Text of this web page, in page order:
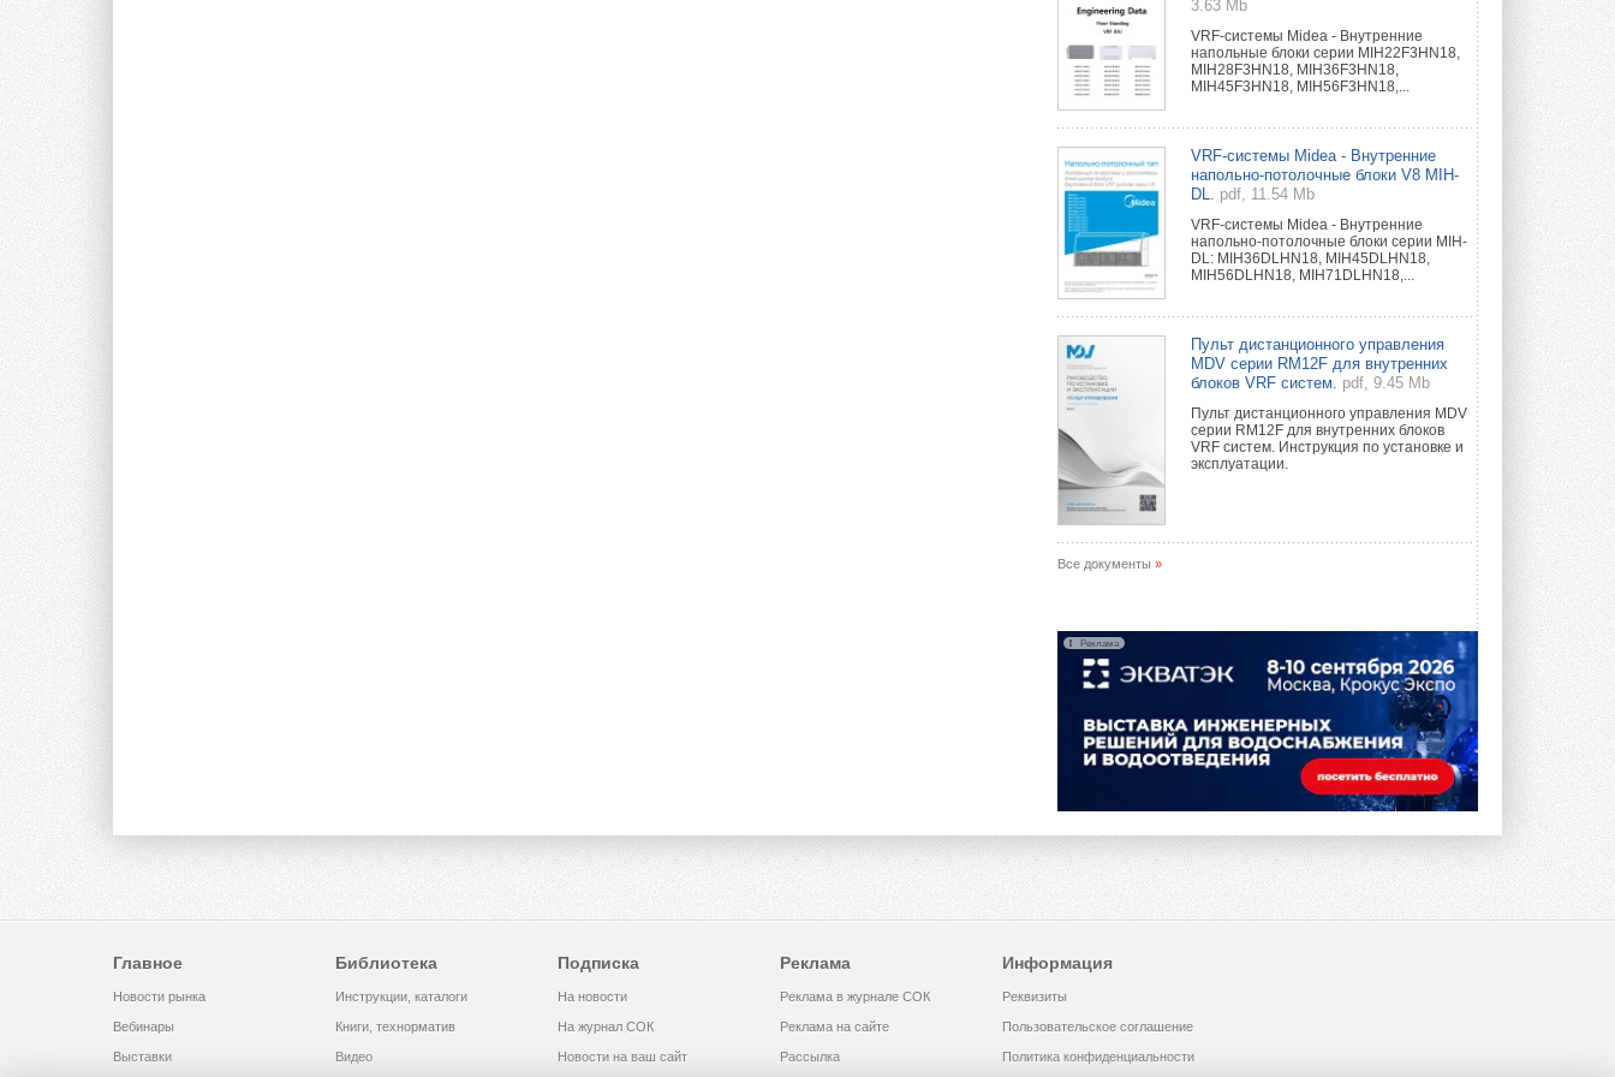
3.63 Mb
VRF-системы Midea - Внутренние
напольные блоки серии MIH22F3HN18,
MIH28F3HN18, MIH36F3HN18,
MIH45F3HN18, MIH56F3HN18,...
VRF-системы Midea - Внутренние
напольно-потолочные блоки V8 MIH-
DL.
pdf, 11.54 Mb
VRF-системы Midea - Внутренние
напольно-потолочные блоки серии MIH-
DL: MIH36DLHN18, MIH45DLHN18,
MIH56DLHN18, MIH71DLHN18,...
Пульт дистанционного управления
MDV серии RM12F для внутренних
блоков VRF систем.
pdf, 9.45 Mb
Пульт дистанционного управления MDV
серии RM12F для внутренних блоков
VRF систем. Инструкция по установке и
эксплуатации.
Все документы »
Реклама
Главное
Новости рынка
Вебинары
Выставки
Библиотека
Инструкции, каталоги
Книги, технорматив
Видео
Подписка
На новости
На журнал СОК
Новости на ваш сайт
Реклама
Реклама в журнале СОК
Реклама на сайте
Рассылка
Информация
Реквизиты
Пользовательское соглашение
Политика конфиденциальности